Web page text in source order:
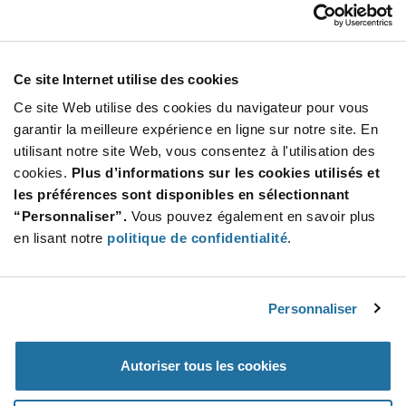
Ce site Internet utilise des cookies
Ce site Web utilise des cookies du navigateur pour vous
garantir la meilleure expérience en ligne sur notre site. En
utilisant notre site Web, vous consentez à l'utilisation des
cookies. Plus d’informations sur les cookies utilisés et
les préférences sont disponibles en sélectionnant
“Personnaliser”. Vous pouvez également en savoir plus
en lisant notre politique de confidentialité.
Personnaliser
Autoriser tous les cookies
Customer Care
Stay Connected!
SUBSCRIBE TO OUR NEWSLETTER
Be at the Forefront of New Technology Innovations
subscribe
button
SUBSCRIBE
Terms & Conditions|Terms of Use|Accessibility